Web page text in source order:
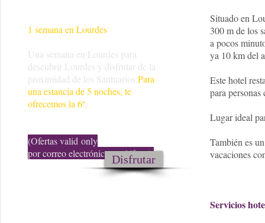
Situado en
300 m de los
a pocos
ya 10 km del
Este hotel
para
Lugar ideal
También es
vacaciones
Servicios
1 semana en Lourdes
Una semana en Lourdes para
descubrir Lourdes y disfrutar de la
proximidad de los Santuarios. Para
una estancia de 5 noches, te
ofrecemos la 6ª.
(Ofertas valid only
por correo electrónico y teléfono).
Disfrutar